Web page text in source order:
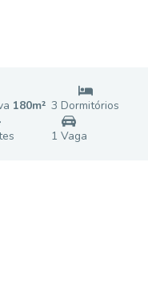
180m² 3 Dormitórios
s 1 Vaga